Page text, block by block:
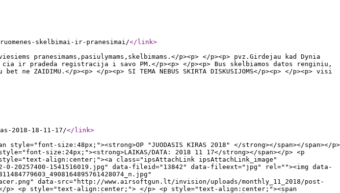
skelbimai-ir-pranesimai/</link>
pranesimams,pasiulymams,skelbimams.</p><p> </p><p> pvz.Girdejau kad Dynia
ir pradeda registracija i savo PM.</p><p> </p><p> Bus skelbiamos datos renginiu,
p><p> </p><p> SI TEMA NEBUS SKIRTA DISKUSIJOMS</p><p> </p><p> visi
2018-18-11-17/</link>
size:48px;"><strong>OP "JUODASIS KIRAS 2018" </strong></span></span></p>
size:24px;"><strong>LAIKAS/DATA: 2018 11 17</strong></span></p> <p
align:center;"><a class="ipsAttachLink ipsAttachLink_image"
20257400-1541516019.jpg" data-fileid="13842" data-fileext="jpg" rel=""><img data-
data-src="http://www.airsoftgun.lt/invision/uploads/monthly_11_2018/post-
p> <p style="text-align:center;"> </p> <p style="text-align:center;"><span